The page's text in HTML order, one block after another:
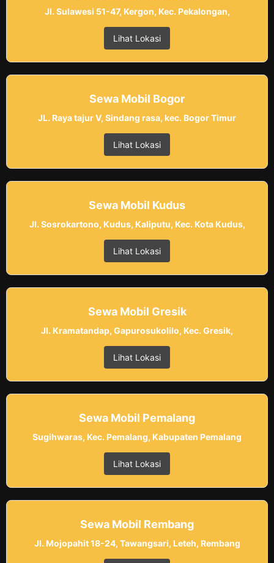
Jl. Sulawesi 51-47, Kergon, Kec. Pekalongan,
Lihat Lokasi
Sewa Mobil Bogor
JL. Raya tajur V, Sindang rasa, kec. Bogor Timur
Lihat Lokasi
Sewa Mobil Kudus
Jl. Sosrokartono, Kudus, Kaliputu, Kec. Kota Kudus,
Lihat Lokasi
Sewa Mobil Gresik
Jl. Kramatandap, Gapurosukolilo, Kec. Gresik,
Lihat Lokasi
Sewa Mobil Pemalang
Sugihwaras, Kec. Pemalang, Kabupaten Pemalang
Lihat Lokasi
Sewa Mobil Rembang
Jl. Mojopahit 18-24, Tawangsari, Leteh, Rembang